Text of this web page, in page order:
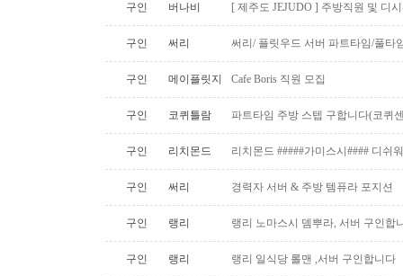
구인 버나비 [ 제주도 JEJUDO ] 주방직원 및 디
구인 써리 써리/ 플릿우드 서버 파트타임/풀타
구인 메이플릿지 Cafe Boris 직원 모집
구인 코퀴틀람 파트타임 주방 스텝 구합니다(코퀴
구인 리치몬드 리치몬드 #####가미스시#### 디쉬
구인 써리 경력자 서버 & 주방 템퓨라 포지션
구인 랭리 랭리 노마스시 뎀뿌라, 서버 구인합
구인 랭리 랭리 일식당 롤맨 ,서버 구인합니다